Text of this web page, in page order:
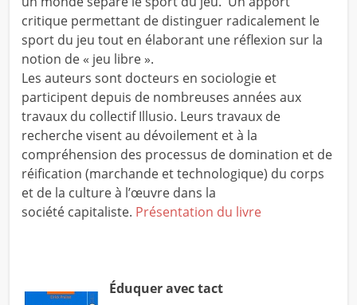
critique permettant de distinguer radicalement le
sport du jeu tout en élaborant une réflexion sur la
notion de « jeu libre ».
Les auteurs sont docteurs en sociologie et
participent depuis de nombreuses années aux
travaux du collectif Illusio. Leurs travaux de
recherche visent au dévoilement et à la
compréhension des processus de domination et de
réification (marchande et technologique) du corps
et de la culture à l’œuvre dans la
société capitaliste. Présentation du livre
Éduquer avec tact